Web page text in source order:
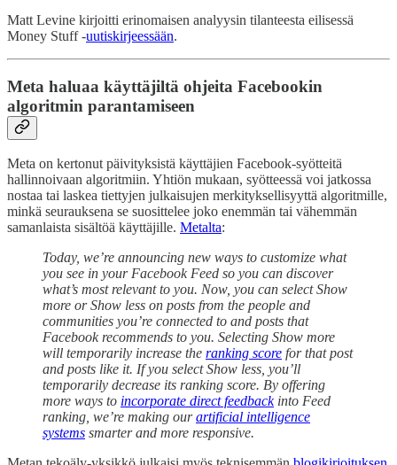
Matt Levine kirjoitti erinomaisen analyysin tilanteesta eilisessä
Money Stuff -uutiskirjeessään.
Meta haluaa käyttäjiltä ohjeita Facebookin
algoritmin parantamiseen
Meta on kertonut päivityksistä käyttäjien Facebook-syötteitä
hallinnoivaan algoritmiin. Yhtiön mukaan, syötteessä voi jatkossa
nostaa tai laskea tiettyjen julkaisujen merkityksellisyyttä algoritmille,
minkä seurauksena se suosittelee joko enemmän tai vähemmän
samanlaista sisältöä käyttäjille. Metalta:
Today, we’re announcing new ways to customize what
you see in your Facebook Feed so you can discover
what’s most relevant to you. Now, you can select Show
more or Show less on posts from the people and
communities you’re connected to and posts that
Facebook recommends to you. Selecting Show more
will temporarily increase the ranking score for that post
and posts like it. If you select Show less, you’ll
temporarily decrease its ranking score. By offering
more ways to incorporate direct feedbackinto Feed
ranking, we’re making ourartificial intelligence
systems smarter and more responsive.